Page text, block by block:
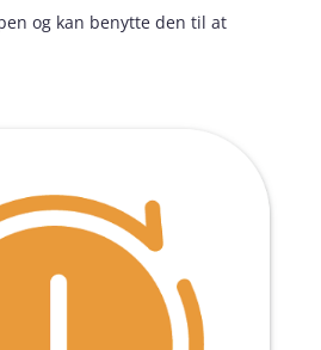
og kan benytte den til at